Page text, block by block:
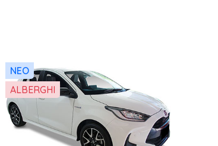
NEO
ALBERGHI